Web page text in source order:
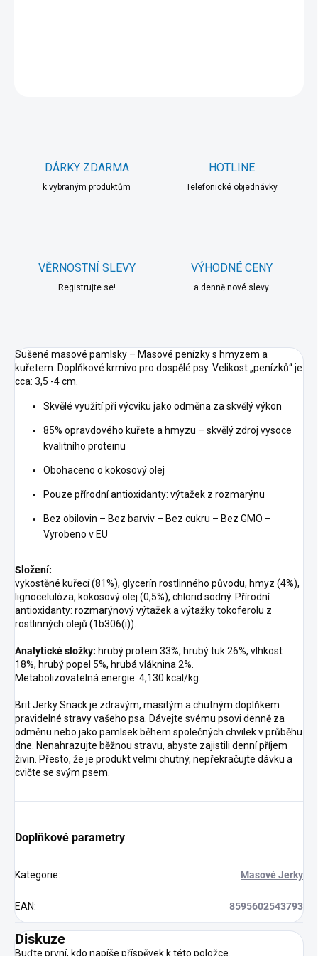
DÁRKY ZDARMA
k vybraným produktům
HOTLINE
Telefonické objednávky
VĚRNOSTNÍ SLEVY
Registrujte se!
VÝHODNÉ CENY
a denně nové slevy
Sušené masové pamlsky – Masové penízky s hmyzem a
kuřetem. Doplňkové krmivo pro dospělé psy. Velikost „penízků“ je
cca: 3,5 -4 cm.
Skvělé využití při výcviku jako odměna za skvělý výkon
85% opravdového kuřete a hmyzu – skvělý zdroj vysoce
kvalitního proteinu
Obohaceno o kokosový olej
Pouze přírodní antioxidanty: výtažek z rozmarýnu
Bez obilovin – Bez barviv – Bez cukru – Bez GMO –
Vyrobeno v EU
Složení:
vykostěné kuřecí (81%), glycerín rostlinného původu, hmyz (4%),
lignocelulóza, kokosový olej (0,5%), chlorid sodný. Přírodní
antioxidanty: rozmarýnový výtažek a výtažky tokoferolu z
rostlinných olejů (1b306(i)).
Analytické složky: hrubý protein 33%, hrubý tuk 26%, vlhkost
18%, hrubý popel 5%, hrubá vláknina 2%.
Metabolizovatelná energie: 4,130 kcal/kg.
Brit Jerky Snack je zdravým, masitým a chutným doplňkem
pravidelné stravy vašeho psa. Dávejte svému psovi denně za
odměnu nebo jako pamlsek během společných chvilek v průběhu
dne. Nenahrazujte běžnou stravu, abyste zajistili denní příjem
živin. Přesto, že je produkt velmi chutný, nepřekračujte dávku a
cvičte se svým psem.
Doplňkové parametry
Kategorie: Masové Jerky
EAN: 8595602543793
Diskuze
Buďte první, kdo napíše příspěvek k této položce.